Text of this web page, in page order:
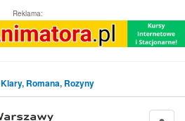
Reklama:
Klary, Romana, Rozyny